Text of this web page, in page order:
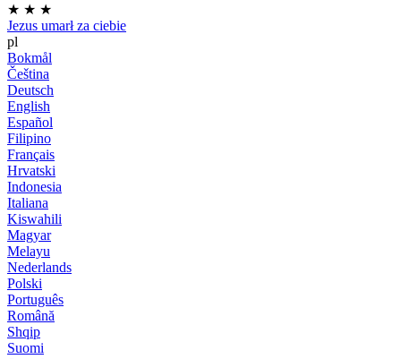
★ ★ ★
Jezus umarł za ciebie
pl
Bokmål
Čeština
Deutsch
English
Español
Filipino
Français
Hrvatski
Indonesia
Italiana
Kiswahili
Magyar
Melayu
Nederlands
Polski
Português
Română
Shqip
Suomi